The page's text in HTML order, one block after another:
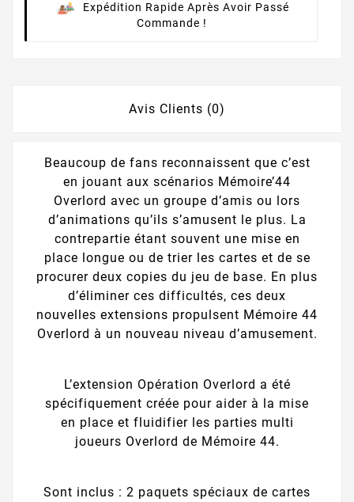
Expédition Rapide Après Avoir Passé
Commande !
Avis Clients (0)
Beaucoup de fans reconnaissent que c’est
en jouant aux scénarios Mémoire’44
Overlord avec un groupe d’amis ou lors
d’animations qu’ils s’amusent le plus. La
contrepartie étant souvent une mise en
place longue ou de trier les cartes et de se
procurer deux copies du jeu de base. En plus
d’éliminer ces difficultés, ces deux
nouvelles extensions propulsent Mémoire 44
Overlord à un nouveau niveau d’amusement.
L’extension Opération Overlord a été
spécifiquement créée pour aider à la mise
en place et fluidifier les parties multi
joueurs Overlord de Mémoire 44.
Sont inclus : 2 paquets spéciaux de cartes